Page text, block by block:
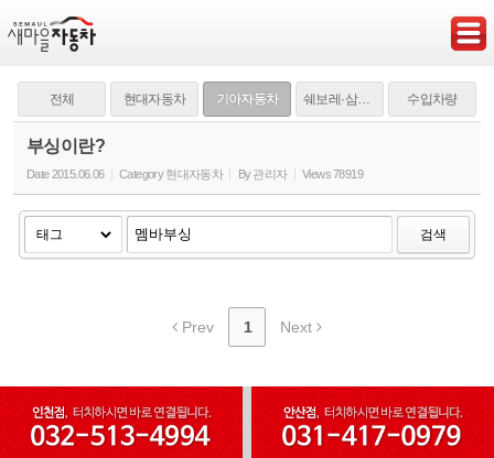
전체 현대자동차 기아자동차 쉐보레·삼성·쌍용 수입차량
부싱이란?
Date2015.06.06 Category 현대자동차 By 관리자 Views78919
검색
Prev 1 Next
Sketchbook5, 스케치북5
Sketchbook5, 스케치북5